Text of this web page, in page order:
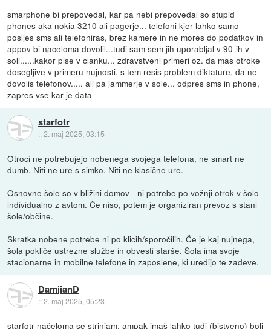
smarphone bi prepovedal, kar pa nebi prepovedal so stupid
phones aka nokia 3210 ali pagerje... telefoni kjer lahko samo
posljes sms ali telefoniras, brez kamere in ne mores do podatkov in
appov bi naceloma dovolil...tudi sam sem jih uporabljal v 90-ih v
soli......kakor pise v clanku... zdravstveni primeri oz. da mas otroke
dosegljive v primeru nujnosti, s tem resis problem diktature, da ne
dovolis telefonov..... ali pa jammerje v sole... odpres sms in phone,
zapres vse kar je data
starfotr
::2. maj 2025, 03:15
Otroci ne potrebujejo nobenega svojega telefona, ne smart ne
dumb. Niti ne ure s simko. Niti ne klasične ure.
Osnovne šole so v bližini domov - ni potrebe po vožnji otrok v šolo
individualno z avtom. Če niso, potem je organiziran prevoz s stani
šole/občine.
Skratka nobene potrebe ni po klicih/sporočilih. Če je kaj nujnega,
šola pokliče ustrezne službe in obvesti starše. Šola ima svoje
stacionarne in mobilne telefone in zaposlene, ki uredijo te zadeve.
DamijanD
::2. maj 2025, 05:23
starfotr načeloma se strinjam, ampak imaš lahko tudi (bistveno) bolj